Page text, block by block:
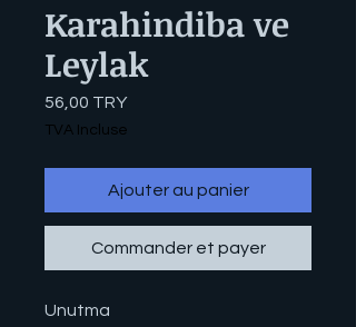
Karahindiba ve
Leylak
56,00 TRYPrix
TVA Incluse
Ajouter au panier
Commander et payer
Unutma